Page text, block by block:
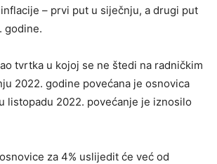
– prvi put u siječnju, a drugi put
godine.
tvrtka u kojoj se ne štedi na radničkim
2022. godine povećana je osnovica
listopadu 2022. povećanje je iznosilo
za 4% uslijedit će već od